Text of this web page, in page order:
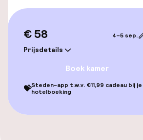
€ 58
Prijsdetails
4–5 sep.
Boek kamer
💝Steden-app t.w.v. €11,99 cadeau bij je
hotelboeking